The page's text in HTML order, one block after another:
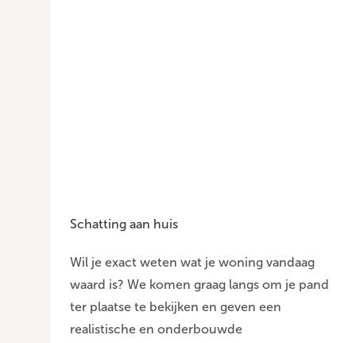
Schatting aan huis
Wil je exact weten wat je woning vandaag
waard is? We komen graag langs om je pand
ter plaatse te bekijken en geven een
realistische en onderbouwde